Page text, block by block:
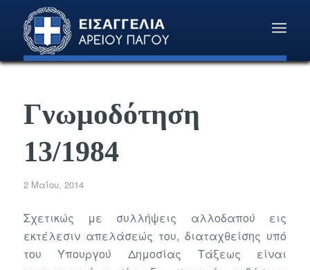
Γνωμοδότηση
13/1984
2 Μαΐου, 2014
Σχετικώς με συλλήψεις αλλοδαπού εις
εκτέλεσιν απελάσεώς του, διαταχθείσης υπό
του Υπουργού Δημοσίας Τάξεως είναι